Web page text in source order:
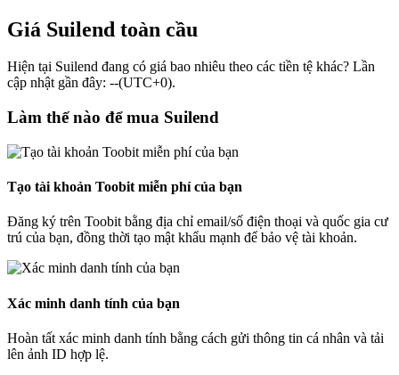
Giá Suilend toàn cầu
Hiện tại Suilend đang có giá bao nhiêu theo các tiền tệ khác? Lần
cập nhật gần đây: --(UTC+0).
Làm thế nào để mua Suilend
Tạo tài khoản Toobit miễn phí của bạn
Đăng ký trên Toobit bằng địa chỉ email/số điện thoại và quốc gia cư
trú của bạn, đồng thời tạo mật khẩu mạnh để bảo vệ tài khoản.
Xác minh danh tính của bạn
Hoàn tất xác minh danh tính bằng cách gửi thông tin cá nhân và tải
lên ảnh ID hợp lệ.